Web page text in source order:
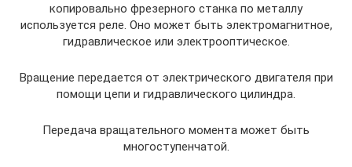
копировально фрезерного станка по металлу
используется реле. Оно может быть электромагнитное,
гидравлическое или электрооптическое.
Вращение передается от электрического двигателя при
помощи цепи и гидравлического цилиндра.
Передача вращательного момента может быть
многоступенчатой.